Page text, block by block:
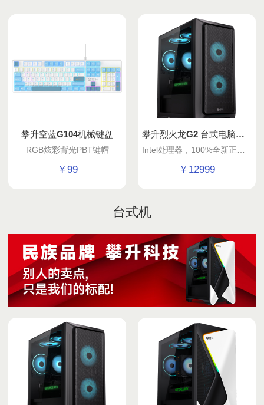
攀升空蓝G104机械键盘
RGB炫彩背光PBT键帽
￥ 99
攀升烈火龙G2 台式电脑主机
Intel处理器，100%全新正版显卡！解锁流畅电竞体验！
￥ 12999
台式机